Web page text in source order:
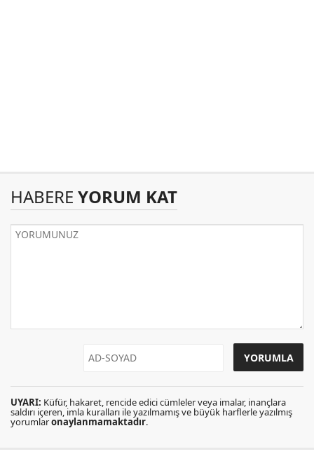
HABERE YORUM KAT
UYARI: Küfür, hakaret, rencide edici cümleler veya imalar, inançlara
saldırı içeren, imla kuralları ile yazılmamış ve büyük harflerle yazılmış
yorumlaronaylanmamaktadır.